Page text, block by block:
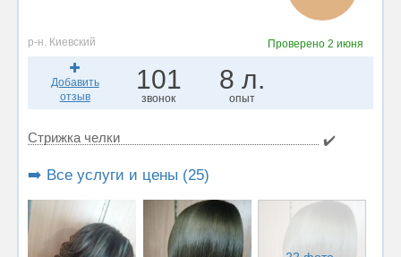
р-н. Киевский Проверено2 июня
Добавить
отзыв
101
звонок
8 л.
опыт
Стрижка челки ✔️
➡️ Все услуги и цены (25)